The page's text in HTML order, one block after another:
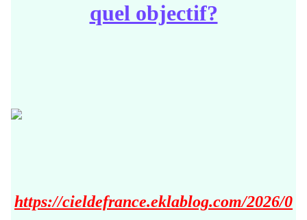
quel objectif?
https://cieldefrance.eklablog.com/2026/0